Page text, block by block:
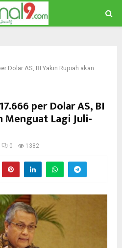
Dolar AS, BI Yakin Rupiah akan
per Dolar AS, BI
Menguat Lagi Juli-
0 1382